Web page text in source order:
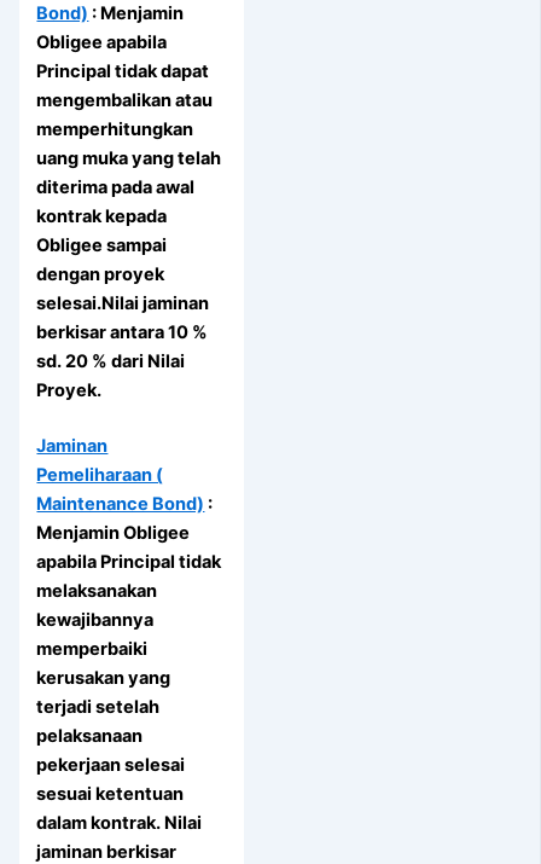
Bond) : Menjamin
Obligee apabila
Principal tidak dapat
mengembalikan atau
memperhitungkan
uang muka yang telah
diterima pada awal
kontrak kepada
Obligee sampai
dengan proyek
selesai.Nilai jaminan
berkisar antara 10 %
sd. 20 % dari Nilai
Proyek.
Jaminan
Pemeliharaan (
Maintenance Bond) :
Menjamin Obligee
apabila Principal tidak
melaksanakan
kewajibannya
memperbaiki
kerusakan yang
terjadi setelah
pelaksanaan
pekerjaan selesai
sesuai ketentuan
dalam kontrak. Nilai
jaminan berkisar